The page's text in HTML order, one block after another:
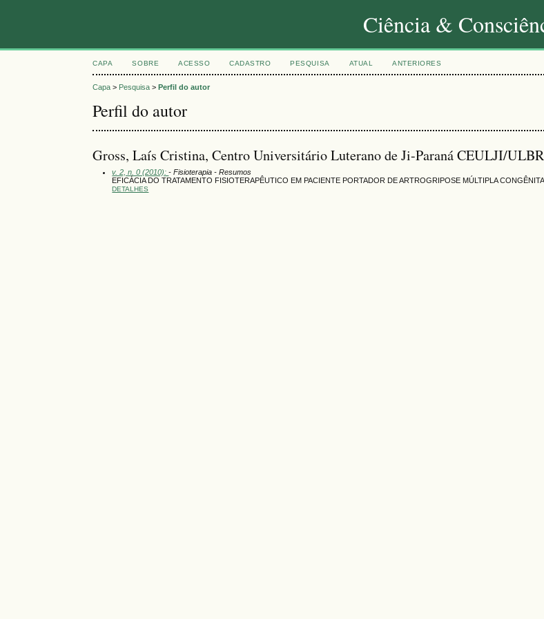
Ciência &
CAPA SOBRE ACESSO CADASTRO PESQUISA ATUAL ANTERIORES
Capa > Pesquisa >Perfil do autor
Perfil do autor
Gross, Laís Cristina, Centro Universitário Luterano de Ji-Paraná CEULJI/
v. 2, n. 0 (2010):- Fisioterapia - Resumos
EFICÁCIA DO TRATAMENTO FISIOTERAPÊUTICO EM PACIENTE PORTADOR DE ARTROGRIPOSE MÚLTIPLA
DETALHES